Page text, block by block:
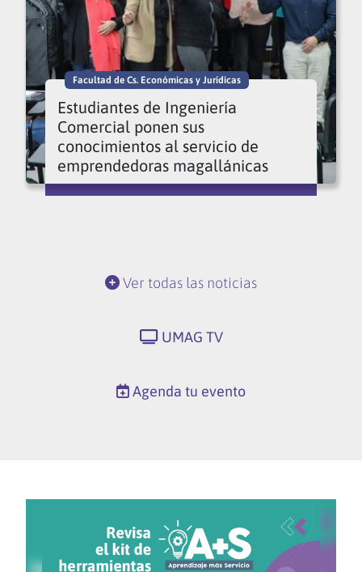
Facultad de Cs. Económicas y Jurídicas
Estudiantes de Ingeniería
Comercial ponen sus
conocimientos al servicio de
emprendedoras magallánicas
Ver todas las noticias
UMAG TV
Agenda tu evento